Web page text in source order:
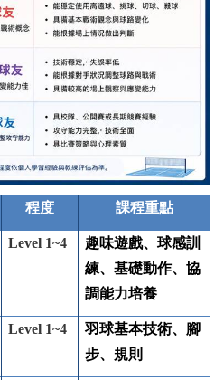
程度 課程重點
Level 1~4
趣味遊戲、球感訓
練、基礎動作、協
調能力培養
Level 1~4
羽球基本技術、腳
步、規則